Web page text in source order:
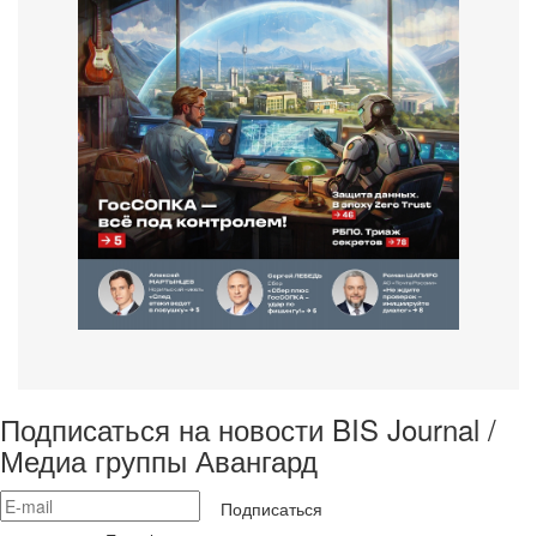
Подписаться на новости BIS Journal /
Медиа группы Авангард
Подписаться